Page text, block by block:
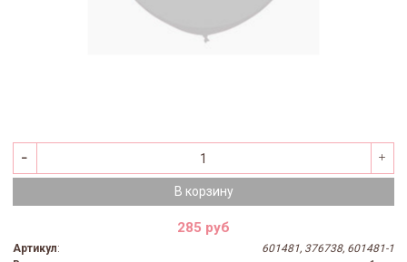
В корзину
285 руб
Артикул:
601481, 376738, 601481-1